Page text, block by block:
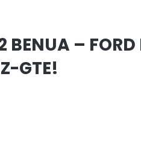
BENUA –
GTE!